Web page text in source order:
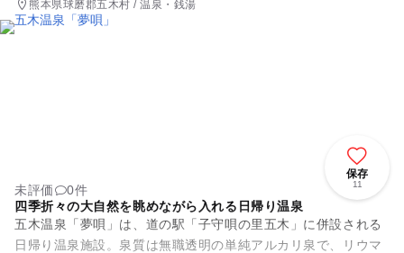
熊本県球磨郡五木村 / 温泉・銭湯
保存
11
未評価
0件
四季折々の大自然を眺めながら入れる日帰り温泉
五木温泉「夢唄」は、道の駅「子守唄の里五木」に併設される
日帰り温泉施設。泉質は無職透明の単純アルカリ泉で、リウマ